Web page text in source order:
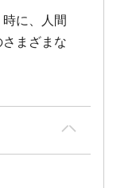
に、人間
まざまな